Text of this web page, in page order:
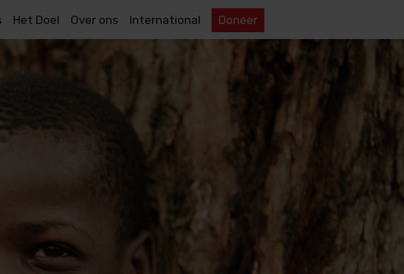
Het Doel Over ons International Doneer